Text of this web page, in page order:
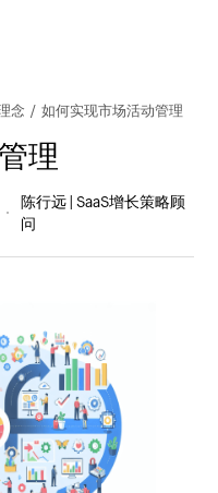
念 / 如何实现市场活动管理
理
陈行远 | SaaS增长策略顾
问